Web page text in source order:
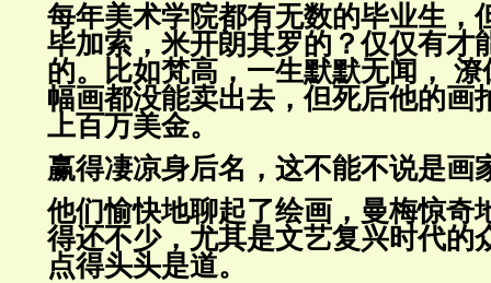
每年美术学院都有无数的毕业生，
毕加索，米开朗其罗的？仅仅有才
的。比如梵高，一生默默无闻，
幅画都没能卖出去，但死后他的画
上百万美金。
赢得凄凉身后名，这不能不说是画
他们愉快地聊起了绘画，曼梅惊奇
得还不少，尤其是文艺复兴时代的
点得头头是道。